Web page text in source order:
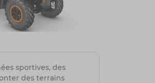
sportives, des
des terrains